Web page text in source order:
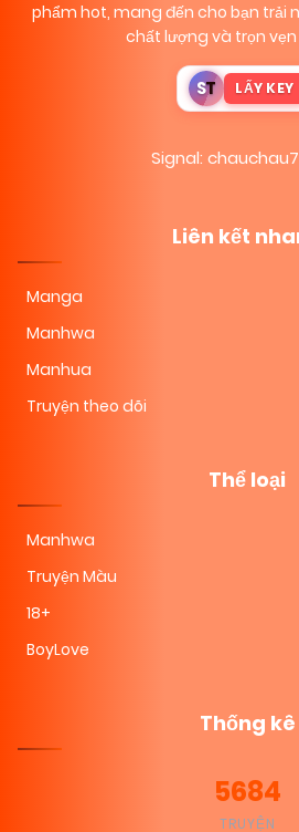
phẩm hot, mang đến cho bạn trải
chất lượng và trọn
ST LẤY KEY
Signal:
Liên kết
Manga
Manhwa
Manhua
Truyện theo dõi
Thể loại
Manhwa
Truyện Màu
18+
BoyLove
Thống kê
5684
TRUYỆN